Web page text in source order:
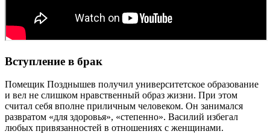
Вступление в брак
Помещик Позднышев получил университетское образование
и вел не слишком нравственный образ жизни. При этом
считал себя вполне приличным человеком. Он занимался
развратом «для здоровья», «степенно». Василий избегал
любых привязанностей в отношениях с женщинами.